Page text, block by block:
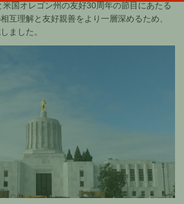
国オレゴン州の友好30周年の節目にあたる
互理解と友好親善をより一層深めるため、
ました。